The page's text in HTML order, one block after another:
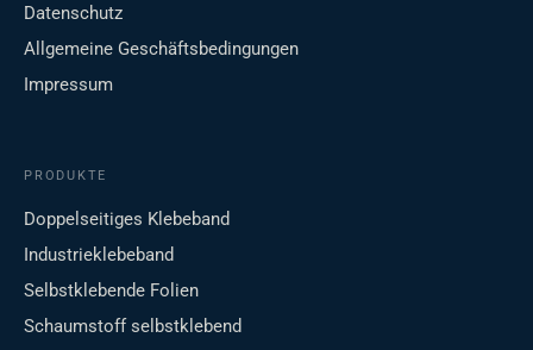
Datenschutz
Allgemeine Geschäftsbedingungen
Impressum
PRODUKTE
Doppelseitiges Klebeband
Industrieklebeband
Selbstklebende Folien
Schaumstoff selbstklebend